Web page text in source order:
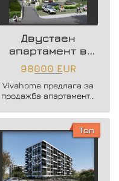
Двустаен
апартамент в
района на
Възраждане 3
98000 EUR
Vivahome предлага за
продажба апартаменти
бутикова сграда в кв.
Възраждане 3.Топ